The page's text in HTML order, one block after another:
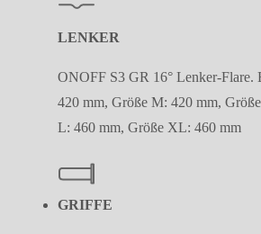
LENKER
ONOFF S3 GR 16° Lenker-Flare.
420 mm, Größe M: 420 mm,
L: 460 mm, Größe XL: 460 mm
GRIFFE